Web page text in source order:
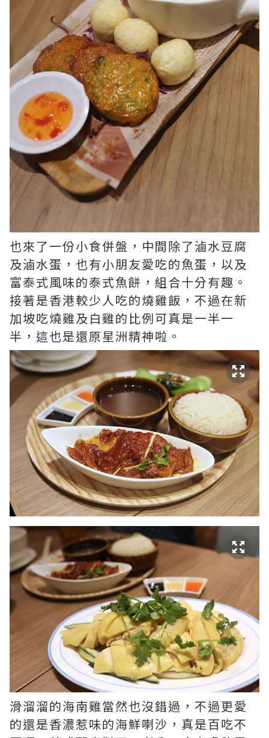
也來了一份小食併盤，中間除了滷水豆腐
及滷水蛋，也有小朋友愛吃的魚蛋，以及
富泰式風味的泰式魚餅，組合十分有趣。
接著是香港較少人吃的燒雞飯，不過在新
加坡吃燒雞及白雞的比例可真是一半一
半，這也是還原星洲精神啦。
滑溜溜的海南雞當然也沒錯過，不過更愛
的還是香濃惹味的海鮮喇沙，真是百吃不